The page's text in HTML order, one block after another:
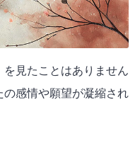
見たことはありません
感情や願望が凝縮され